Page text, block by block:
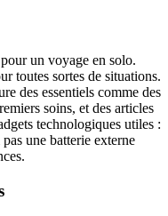
un voyage en solo.
toutes sortes de situations.
des essentiels comme des
soins, et des articles
technologiques utiles :
une batterie externe